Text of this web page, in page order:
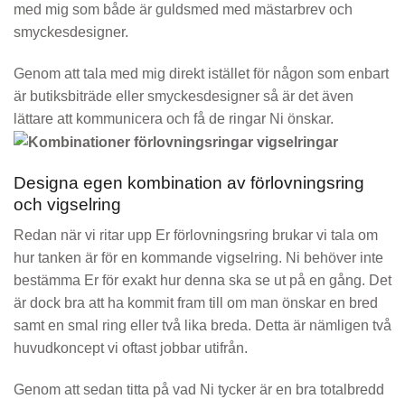
med mig som både är guldsmed med mästarbrev och
smyckesdesigner.
Genom att tala med mig direkt istället för någon som enbart
är butiksbiträde eller smyckesdesigner så är det även
lättare att kommunicera och få de ringar Ni önskar.
Designa egen kombination av förlovningsring
och vigselring
Redan när vi ritar upp Er förlovningsring brukar vi tala om
hur tanken är för en kommande vigselring. Ni behöver inte
bestämma Er för exakt hur denna ska se ut på en gång. Det
är dock bra att ha kommit fram till om man önskar en bred
samt en smal ring eller två lika breda. Detta är nämligen två
huvudkoncept vi oftast jobbar utifrån.
Genom att sedan titta på vad Ni tycker är en bra totalbredd